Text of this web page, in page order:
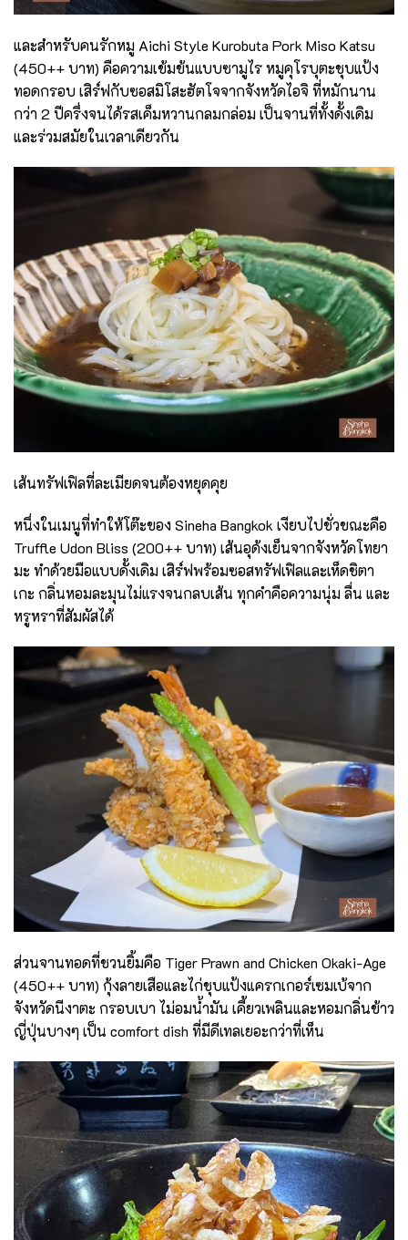
และสำหรับคนรักหมู Aichi Style Kurobuta Pork Miso Katsu
(450++ บาท) คือความเข้มข้นแบบซามูไร หมูคุโรบุตะชุบแป้ง
ทอดกรอบ เสิร์ฟกับซอสมิโสะฮัตโจจากจังหวัดไอจิ ที่หมักนาน
กว่า 2 ปีครึ่งจนได้รสเค็มหวานกลมกล่อม เป็นจานที่ทั้งดั้งเดิม
และร่วมสมัยในเวลาเดียวกัน
เส้นทรัฟเฟิลที่ละเมียดจนต้องหยุดคุย
หนึ่งในเมนูที่ทำให้โต๊ะของ Sineha Bangkok เงียบไปชั่วขณะคือ
Truffle Udon Bliss (200++ บาท) เส้นอุด้งเย็นจากจังหวัดโทยา
มะ ทำด้วยมือแบบดั้งเดิม เสิร์ฟพร้อมซอสทรัฟเฟิลและเห็ดชิตา
เกะ กลิ่นหอมละมุนไม่แรงจนกลบเส้น ทุกคำคือความนุ่ม ลื่น และ
หรูหราที่สัมผัสได้
ส่วนจานทอดที่ชวนยิ้มคือ Tiger Prawn and Chicken Okaki-Age
(450++ บาท) กุ้งลายเสือและไก่ชุบแป้งแครกเกอร์เซมเบ้จาก
จังหวัดนีงาตะ กรอบเบา ไม่อมน้ำมัน เคี้ยวเพลินและหอมกลิ่นข้าว
ญี่ปุ่นบางๆ เป็น comfort dish ที่มีดีเทลเยอะกว่าที่เห็น